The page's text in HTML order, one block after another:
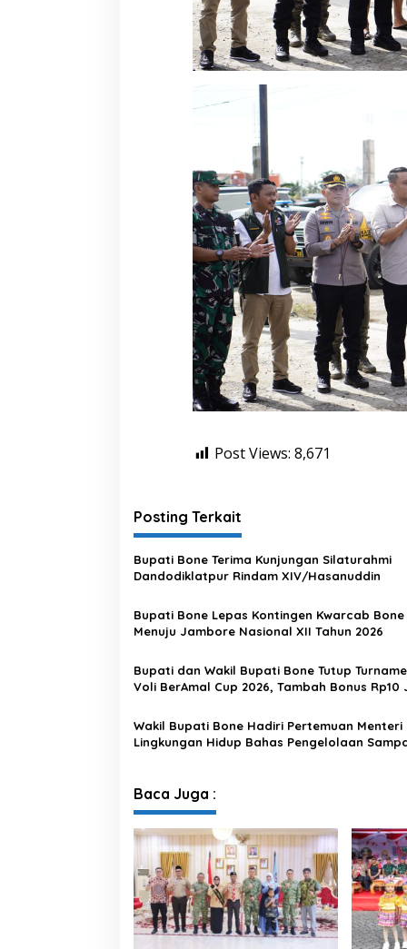
Post Views: 8,671
Posting Terkait
Bupati Bone Terima Kunjungan Silaturahmi
Dandodiklatpur Rindam XIV/Hasanuddin
Bupati Bone Lepas Kontingen Kwarcab Bone
Menuju Jambore Nasional XII Tahun 2026
Bupati dan Wakil Bupati Bone Tutup
Voli BerAmal Cup 2026, Tambah Bonus Rp10
Wakil Bupati Bone Hadiri Pertemuan Menteri
Lingkungan Hidup Bahas Pengelolaan
Baca Juga :